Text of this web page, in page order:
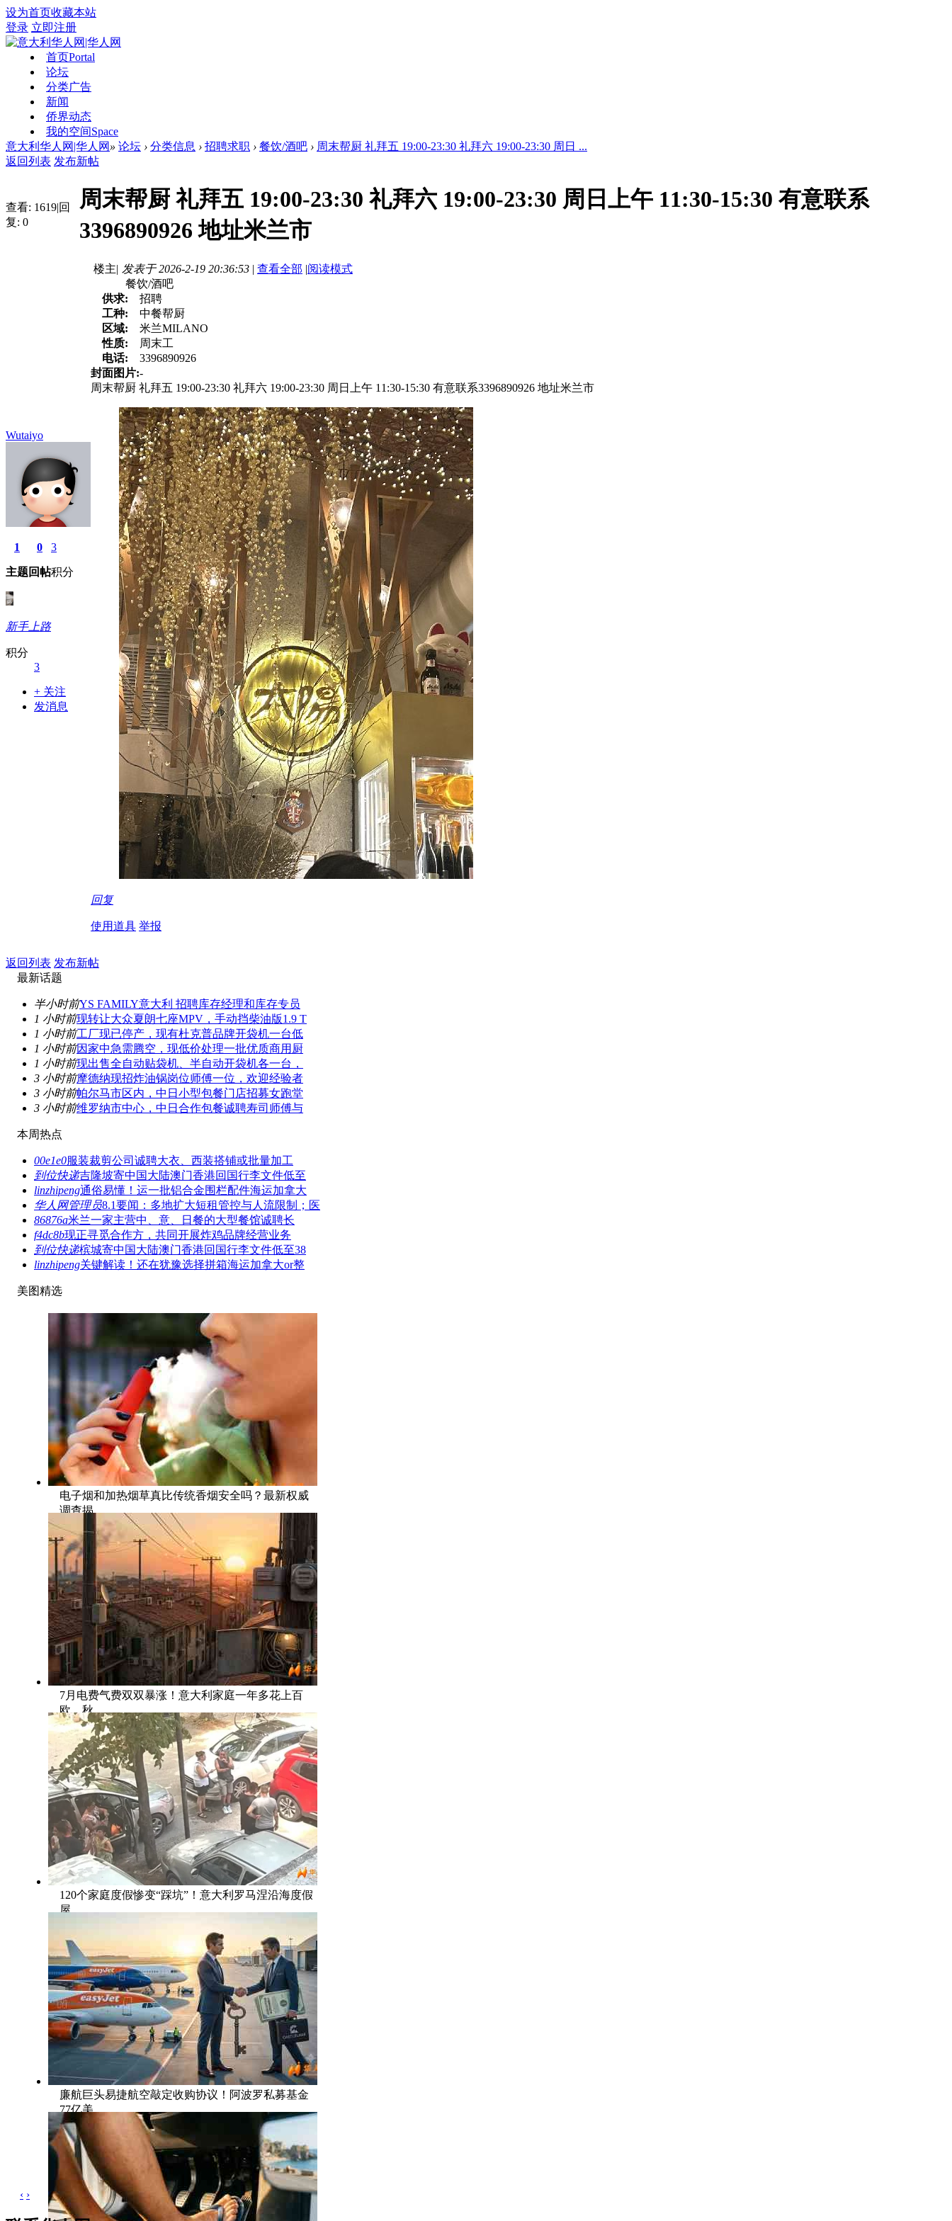
设为首页收藏本站
登录 立即注册
首页Portal
论坛
分类广告
新闻
侨界动态
我的空间Space
意大利华人网|华人网 » 论坛 › 分类信息 › 招聘求职 › 餐饮/酒吧 › 周末帮厨 礼拜五 19:00-23:30 礼拜六 19:00-23:30 周日 ...
返回列表 发布新帖
查看: 1619|回
复: 0
周末帮厨 礼拜五 19:00-23:30 礼拜六 19:00-23:30 周日上午 11:30-15:30 有意联系
3396890926 地址米兰市
Wutaiyo
1
主题
0
回帖
3
积分
新手上路
积分
3
+ 关注
发消息
楼主| 发表于 2026-2-19 20:36:53 | 查看全部 |阅读模式
餐饮/酒吧
供求:
招聘
工种:
中餐帮厨
区域:
米兰MILANO
性质:
周末工
电话:
3396890926
封面图片:-
周末帮厨 礼拜五 19:00-23:30 礼拜六 19:00-23:30 周日上午 11:30-15:30 有意联系3396890926 地址米兰市
回复
使用道具 举报
返回列表 发布新帖
最新话题
半小时前YS FAMILY意大利 招聘库存经理和库存专员
1 小时前现转让大众夏朗七座MPV，手动挡柴油版1.9 T
1 小时前工厂现已停产，现有杜克普品牌开袋机一台低
1 小时前因家中急需腾空，现低价处理一批优质商用厨
1 小时前现出售全自动贴袋机、半自动开袋机各一台，
3 小时前摩德纳现招炸油锅岗位师傅一位，欢迎经验者
3 小时前帕尔马市区内，中日小型包餐门店招募女跑堂
3 小时前维罗纳市中心，中日合作包餐诚聘寿司师傅与
本周热点
00e1e0服装裁剪公司诚聘大衣、西装搭铺或批量加工
到位快递吉隆坡寄中国大陆澳门香港回国行李文件低至
linzhipeng通俗易懂！运一批铝合金围栏配件海运加拿大
华人网管理员8.1要闻：多地扩大短租管控与人流限制；医
86876a米兰一家主营中、意、日餐的大型餐馆诚聘长
f4dc8b现正寻觅合作方，共同开展炸鸡品牌经营业务
到位快递槟城寄中国大陆澳门香港回国行李文件低至38
linzhipeng关键解读！还在犹豫选择拼箱海运加拿大or整
美图精选
电子烟和加热烟草真比传统香烟安全吗？最新权威
调查揭
7月电费气费双双暴涨！意大利家庭一年多花上百
欧，秋
120个家庭度假惨变“踩坑”！意大利罗马涅沿海度假
屋
廉航巨头易捷航空敲定收购协议！阿波罗私募基金
77亿美
‹ ›